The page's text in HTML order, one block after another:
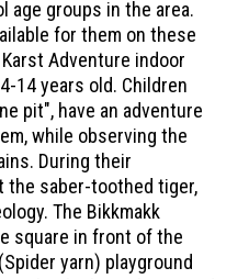
age groups in the area.
for them on these
Adventure indoor
14 years old. Children
pit", have an adventure
while observing the
During their
the saber-toothed tiger,
The Bikkmakk
square in front of the
yarn) playground